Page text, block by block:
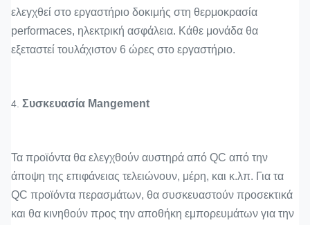
ελεγχθεί στο εργαστήριο δοκιμής στη θερμοκρασία
performaces, ηλεκτρική ασφάλεια. Κάθε μονάδα θα
εξεταστεί τουλάχιστον 6 ώρες στο εργαστήριο.
4. Συσκευασία Mangement
Τα προϊόντα θα ελεγχθούν αυστηρά από QC από την
άποψη της επιφάνειας τελειώνουν, μέρη, και κ.λπ. Για τα
QC προϊόντα περασμάτων, θα συσκευαστούν προσεκτικά
και θα κινηθούν προς την αποθήκη εμπορευμάτων για την